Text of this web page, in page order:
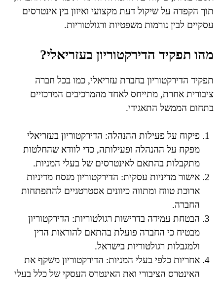
תוך הקפדה על שיקול דעת מקצועי ואיזון בין אינטרסים
עסקיים לבין נורמות משפטיות ורגולטוריות.
מהו תפקיד הדירקטוריון בעזריאלי?
תפקיד הדירקטוריון בחברת עזריאלי, כמו בכל חברה
ציבורית אחרת, מתייחס לאחד מהמרכיבים המרכזיים
בתחום הממשל התאגידי.
פיקוח על פעילות ההנהלה: הדירקטוריון בעזריאלי
מפקח על ההנהלה ופעילותה, כדי לוודא שהחלטות
מתקבלות בהתאם לאינטרסים של בעלי המניות.
אישור מדיניות עסקית: הדירקטוריון מנסח מדיניות
ארוכת טווח ומתווה כיוונים אסטרטגיים להתפתחות
החברה.
הבטחת עמידה בדרישות רגולטוריות: הדירקטוריון
מבטיח כי החברה פועלת בהתאם להוראות הדין
ולמגבלות רגולטוריות בישראל.
אחריות כלפי בעלי המניות: הדירקטוריון משקף את
האינטרס הציבורי ואת האינטרס העסקי של כלל בעלי